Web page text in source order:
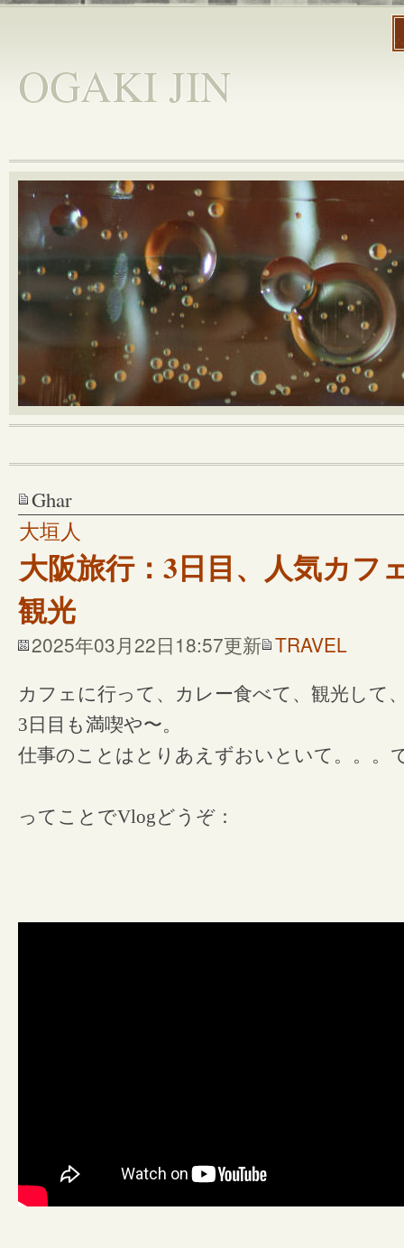
OGAKI JIN
Ghar
大垣人
大阪旅行：3日目、人気カフ
観光
2025年03月22日18:57更新 TRAVEL
カフェに行って、カレー食べて、観光して
3日目も満喫や〜。
仕事のことはとりあえずおいといて。。。
ってことでVlogどうぞ：